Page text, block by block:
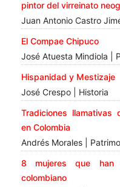
pintor del virreinato
Juan Antonio Castro
El Compae Chipuco
José Atuesta Mindiola |
Hispanidad y Mestizaje
José Crespo | Historia
Tradiciones llamativas
en Colombia
Andrés Morales |
8 mujeres que han
colombiano